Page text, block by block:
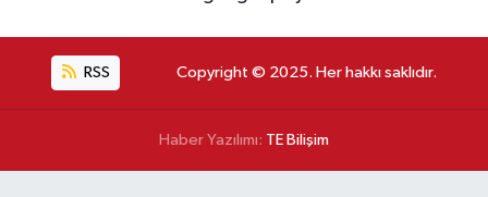
RSS Copyright © 2025. Her hakkı saklıdır.
Haber Yazılımı: TE Bilişim